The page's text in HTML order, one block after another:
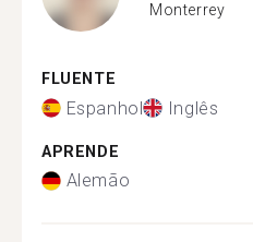
Monterrey
FLUENTE
Espanhol Inglês
APRENDE
Alemão